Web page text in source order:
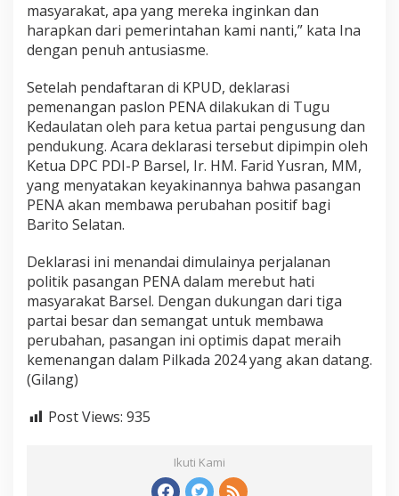
masyarakat, apa yang mereka inginkan dan
harapkan dari pemerintahan kami nanti,” kata Ina
dengan penuh antusiasme.
Setelah pendaftaran di KPUD, deklarasi
pemenangan paslon PENA dilakukan di Tugu
Kedaulatan oleh para ketua partai pengusung dan
pendukung. Acara deklarasi tersebut dipimpin oleh
Ketua DPC PDI-P Barsel, Ir. HM. Farid Yusran, MM,
yang menyatakan keyakinannya bahwa pasangan
PENA akan membawa perubahan positif bagi
Barito Selatan.
Deklarasi ini menandai dimulainya perjalanan
politik pasangan PENA dalam merebut hati
masyarakat Barsel. Dengan dukungan dari tiga
partai besar dan semangat untuk membawa
perubahan, pasangan ini optimis dapat meraih
kemenangan dalam Pilkada 2024 yang akan datang.
(Gilang)
Post Views: 935
Ikuti Kami